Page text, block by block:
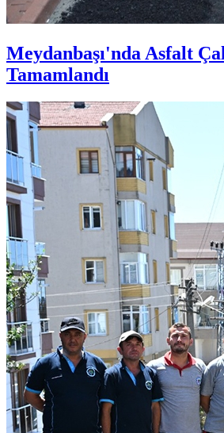
Meydanbaşı'nda Asfalt
Tamamlandı